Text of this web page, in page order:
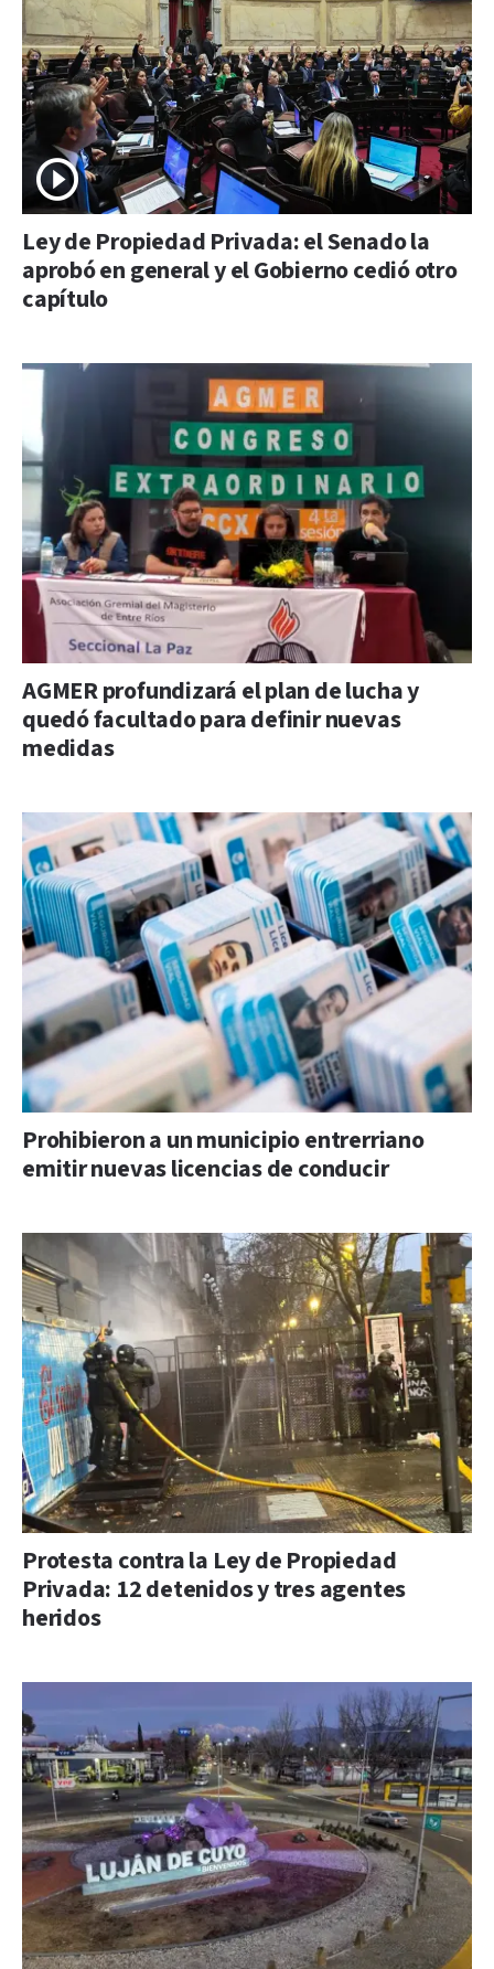
Ley de Propiedad Privada: el Senado la
aprobó en general y el Gobierno cedió otro
capítulo
AGMER profundizará el plan de lucha y
quedó facultado para definir nuevas
medidas
Prohibieron a un municipio entrerriano
emitir nuevas licencias de conducir
Protesta contra la Ley de Propiedad
Privada: 12 detenidos y tres agentes
heridos